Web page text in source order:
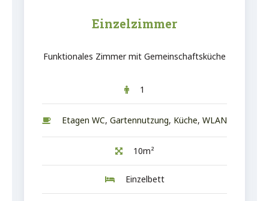
Einzelzimmer
Funktionales Zimmer mit Gemeinschaftsküche
1
Etagen WC, Gartennutzung, Küche, WLAN
10m²
Einzelbett